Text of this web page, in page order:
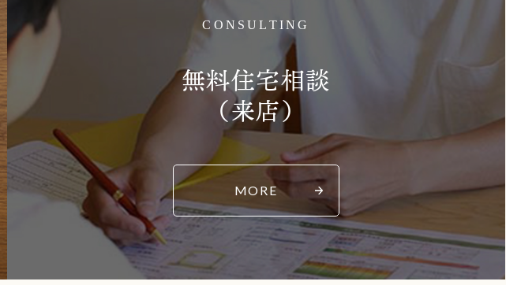
CONSULTING
無料住宅相談
（来店）
MORE